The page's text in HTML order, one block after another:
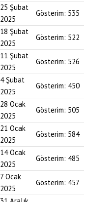
25 Şubat
2025
Gösterim: 535
18 Şubat
2025
Gösterim: 522
11 Şubat
2025
Gösterim: 526
4 Şubat
2025
Gösterim: 450
28 Ocak
2025
Gösterim: 505
21 Ocak
2025
Gösterim: 584
14 Ocak
2025
Gösterim: 485
7 Ocak
2025
Gösterim: 457